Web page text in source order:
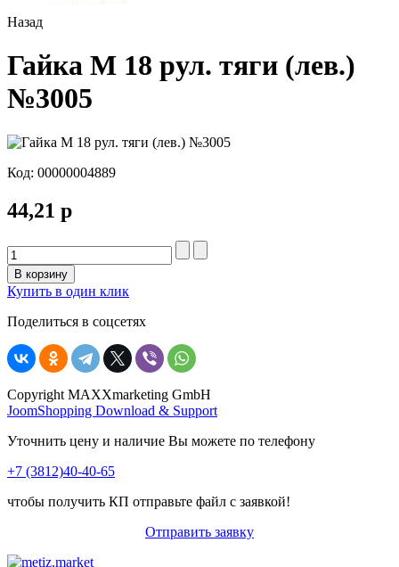
Назад
Гайка М 18 рул. тяги (лев.)
№3005
Код: 00000004889
44,21 р
В корзину
Купить в один клик
Поделиться в соцсетях
Copyright MAXXmarketing GmbH
JoomShopping Download & Support
Уточнить цену и наличие Вы можете по телефону
+7 (3812)40-40-65
чтобы получить КП отправьте файл с заявкой!
Отправить заявку